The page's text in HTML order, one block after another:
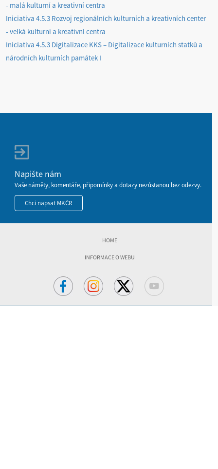
- malá kulturní a kreativní centra
Iniciativa 4.5.3 Rozvoj regionálních kulturních a kreativních center
- velká kulturní a kreativní centra
Iniciativa 4.5.3 Digitalizace KKS – Digitalizace kulturních statků a
národních kulturních památek I
Napište nám
Vaše náměty, komentáře, připomínky a dotazy nezůstanou bez odezvy.
Chci napsat MKČR
HOME
INFORMACE O WEBU